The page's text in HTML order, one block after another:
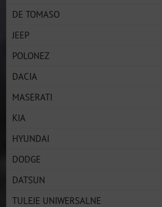
DE TOMASO
JEEP
POLONEZ
DACIA
MASERATI
KIA
HYUNDAI
DODGE
DATSUN
TULEJE UNIWERSALNE